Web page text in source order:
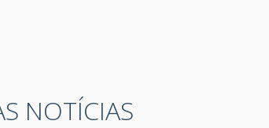
NOTÍCIAS